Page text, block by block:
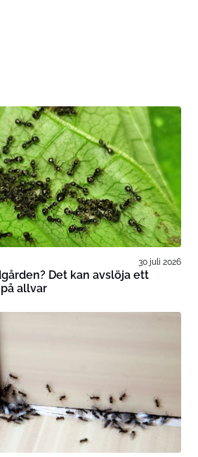
30 juli 2026
Det kan avslöja ett
allvar